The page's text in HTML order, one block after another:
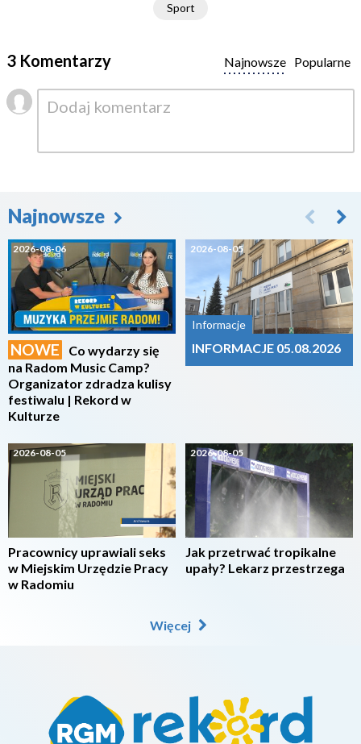
Sport
3 Komentarzy Popularne
Najnowsze
Najnowsze
2026-08-06
NOWE
Co wydarzy się
na Radom Music Camp?
Organizator zdradza kulisy
festiwalu | Rekord w
Kulturze
2026-08-05
Pracownicy uprawiali seks
w Miejskim Urzędzie Pracy
w Radomiu
2026-08-05
Informacje
INFORMACJE 05.08.2026
2026-08-05
Jak przetrwać tropikalne
upały? Lekarz przestrzega
Więcej